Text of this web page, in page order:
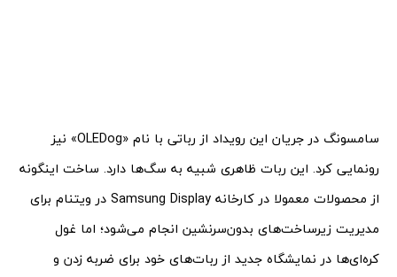
سامسونگ در جریان این رویداد از رباتی با نام «OLEDog» نیز
رونمایی کرد. این ربات ظاهری شبیه به سگ‌ها دارد. ساخت اینگونه
از محصولات معمولا در کارخانه Samsung Display در ویتنام برای
مدیریت زیرساخت‌های بدون‌سرنشین انجام می‌شود؛ اما غول
کره‌ای‌ها در نمایشگاه جدید از ربات‌های خود برای ضربه زدن و